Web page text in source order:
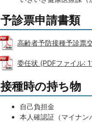
予診票申請書類
高齢者予防接種予診票
委任状 (PDFファイル:
接種時の持ち物
自己負担金
本人確認証（マイナン